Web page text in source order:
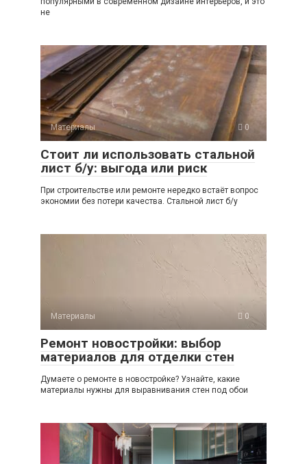
не
Материалы 0
Стоит ли использовать стальной
лист б/у: выгода или риск
При строительстве или ремонте нередко встаёт вопрос
экономии без потери качества. Стальной лист б/у
Материалы 0
Ремонт новостройки: выбор
материалов для отделки стен
Думаете о ремонте в новостройке? Узнайте, какие
материалы нужны для выравнивания стен под обои